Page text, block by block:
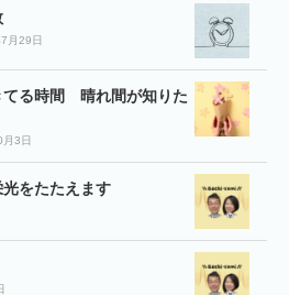
月29日
てる時間 晴れ間が知りた
3日
をたたえます